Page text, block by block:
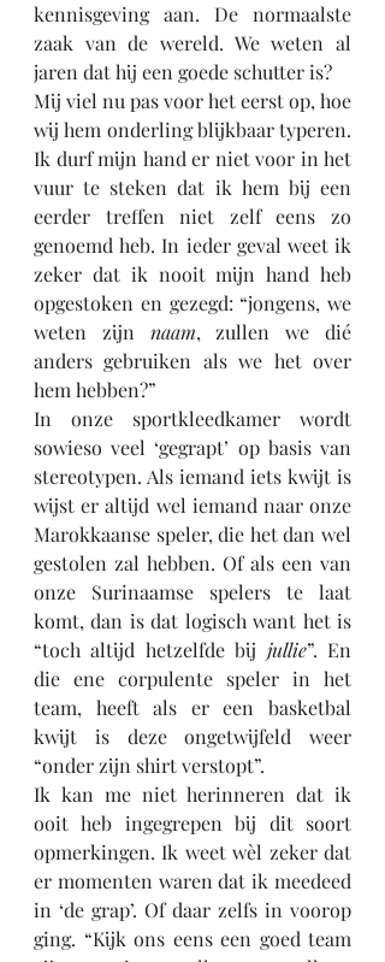
kennisgeving aan. De normaalste
zaak van de wereld. We weten al
jaren dat hij een goede schutter is?
Mij viel nu pas voor het eerst op, hoe
wij hem onderling blijkbaar typeren.
Ik durf mijn hand er niet voor in het
vuur te steken dat ik hem bij een
eerder treffen niet zelf eens zo
genoemd heb. In ieder geval weet ik
zeker dat ik nooit mijn hand heb
opgestoken en gezegd: “jongens, we
weten zijn naam, zullen we dié
anders gebruiken als we het over
hem hebben?”
In onze sportkleedkamer wordt
sowieso veel ‘gegrapt’ op basis van
stereotypen. Als iemand iets kwijt is
wijst er altijd wel iemand naar onze
Marokkaanse speler, die het dan wel
gestolen zal hebben. Of als een van
onze Surinaamse spelers te laat
komt, dan is dat logisch want het is
“toch altijd hetzelfde bij jullie”. En
die ene corpulente speler in het
team, heeft als er een basketbal
kwijt is deze ongetwijfeld weer
“onder zijn shirt verstopt”.
Ik kan me niet herinneren dat ik
ooit heb ingegrepen bij dit soort
opmerkingen. Ik weet wèl zeker dat
er momenten waren dat ik meedeed
in ‘de grap’. Of daar zelfs in voorop
ging. “Kijk ons eens een goed team